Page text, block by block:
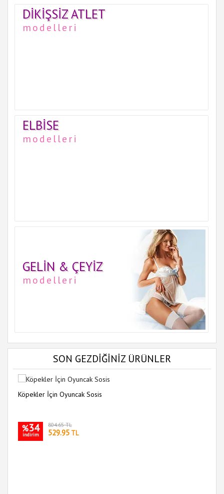
DIKIŞSIZ ATLET
modelleri
ELBISE
modelleri
GELIN & ÇEYIZ
modelleri
SON GEZDİĞİNİZ ÜRÜNLER
Köpekler İçin Oyuncak Sosis
%34
indirim
804.65 TL
529.95 TL